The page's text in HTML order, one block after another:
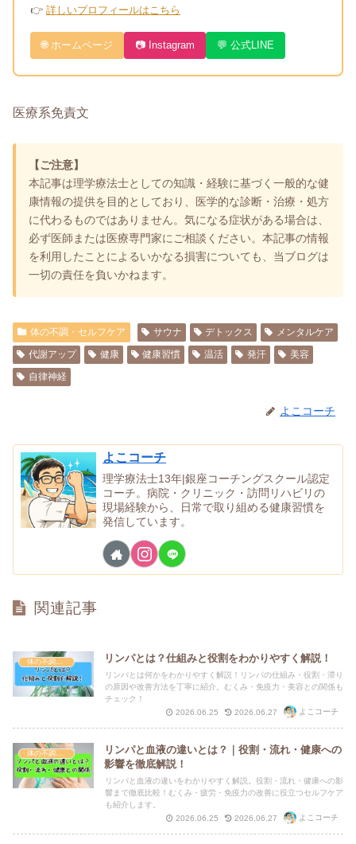
👉 詳しいプロフィールはこちら
🌐 ホームページ 📷 Instagram 💬 公式LINE
医療系免責文
【ご注意】
本記事は理学療法士としての知識・経験に基づく一般的な健
康情報の提供を目的としており、医学的な診断・治療・処方
に代わるものではありません。気になる症状がある場合は、
必ず医師または医療専門家にご相談ください。本記事の情報
を利用したことによるいかなる損害についても、当ブログは
一切の責任を負いかねます。
体の不調・セルフケア サウナ デトックス
メンタルケア
代謝アップ
健康 健康習慣 温活 発汗
美容
自律神経
よこコーチ
よこコーチ
理学療法士13年|銀座コーチングスクール認定
コーチ。病院・クリニック・訪問リハビリの
現場経験から、日常で取り組める健康習慣を
発信しています。
関連記事
体の不調・セルフケア リンパとは？仕組みと役割をわかりやすく解説！
リンパとは何かをわかりやすく解説！リンパの仕組み・役割・滞り
の原因や改善方法を丁寧に紹介。むくみ・免疫力・美容との関係も
チェック！
2026.06.25
2026.06.27 よこコーチ
リンパと血液の違いとは？｜役割・流れ・健康への
影響を徹底解説！
リンパと血液の違いをわかりやすく解説。役割・流れ・健康への影
響まで徹底比較！むくみ・疲労・免疫力の改善に役立つセルフケア
も紹介します。
2026.06.25
2026.06.27 よこコーチ